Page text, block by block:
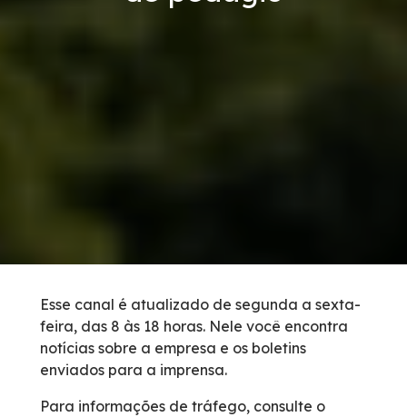
Política de Gestão Integrada
Ações Ambientais
Esse canal é atualizado de segunda a sexta-
feira, das 8 às 18 horas. Nele você encontra
notícias sobre a empresa e os boletins
enviados para a imprensa.
Para informações de tráfego, consulte o